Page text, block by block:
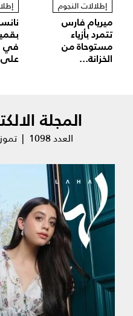
إطلالات النجوم
ميريام فارس
تتمرد بأزياء
مستوحاة من
الخزانة...
في
المجلة
العدد 1098 | تموز 2026